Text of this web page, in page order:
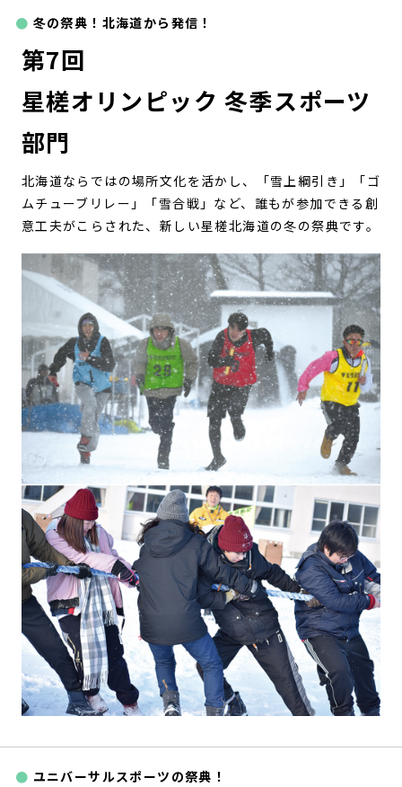
冬の祭典！北海道から発信！
第7回
星槎オリンピック 冬季スポーツ
部門
北海道ならではの場所文化を活かし、「雪上綱引き」「ゴ
ムチューブリレー」「雪合戦」など、誰もが参加できる創
意工夫がこらされた、新しい星槎北海道の冬の祭典です。
ユニバーサルスポーツの祭典！